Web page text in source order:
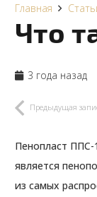
Главная
Что
3 года назад
Предыдущая
Пенопласт ППС-
является
из самых